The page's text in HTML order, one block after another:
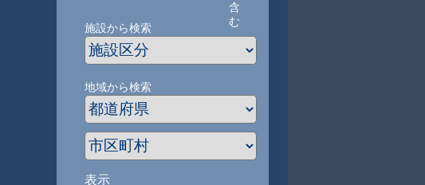
含
む
施設から検索
地域から検索
表示